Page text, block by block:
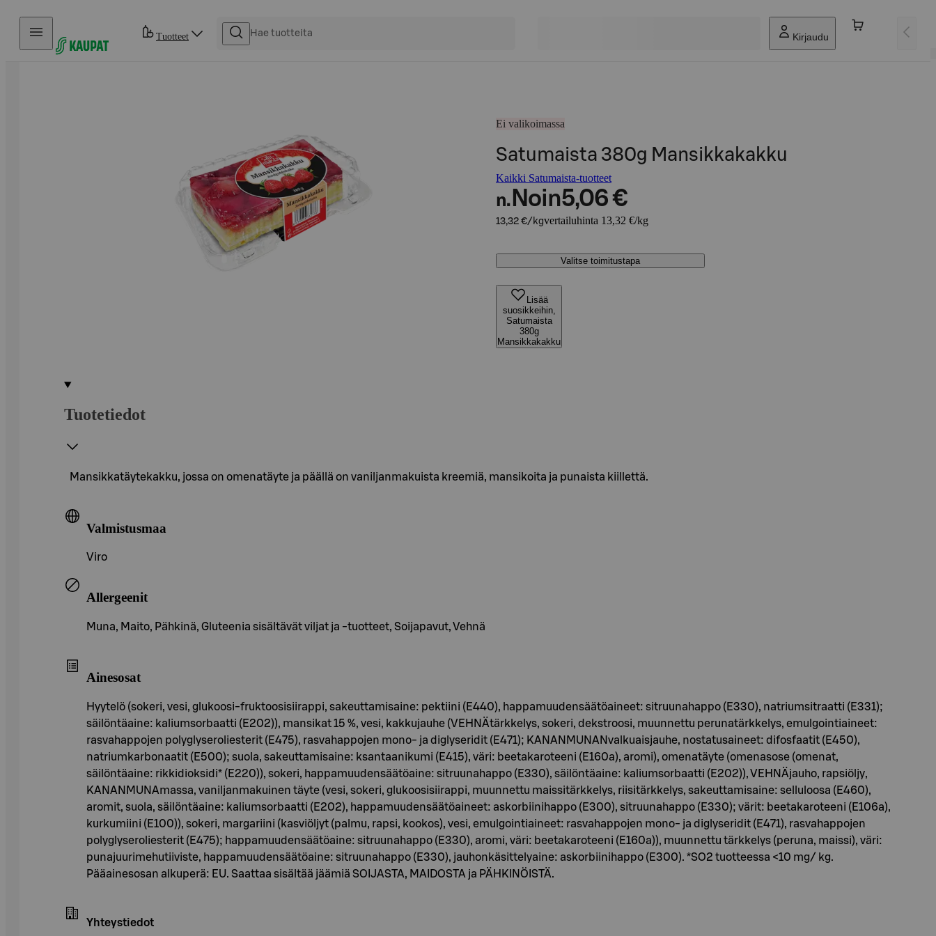
Hyppää sisältöön
Tuotteet Kirjaudu
Ei valikoimassa
Satumaista 380g Mansikkakakku
Kaikki Satumaista-tuotteet
n. Noin5,06 €
13,32 €/kgvertailuhinta 13,32 €/kg
Valitse toimitustapa
Lisää
suosikkeihin,
Satumaista
380g
Mansikkakakku
Tuotetiedot
Mansikkatäytekakku, jossa on omenatäyte ja päällä on vaniljanmakuista kreemiä, mansikoita ja punaista kiillettä.
Valmistusmaa
Viro
Allergeenit
Muna, Maito, Pähkinä, Gluteenia sisältävät viljat ja -tuotteet, Soijapavut, Vehnä
Ainesosat
Hyytelö (sokeri, vesi, glukoosi-fruktoosisiirappi, sakeuttamisaine: pektiini (E440), happamuudensäätöaineet: sitruunahappo (E330), natriumsitraatti (E331);
säilöntäaine: kaliumsorbaatti (E202)), mansikat 15 %, vesi, kakkujauhe (VEHNÄtärkkelys, sokeri, dekstroosi, muunnettu perunatärkkelys, emulgointiaineet:
rasvahappojen polyglyseroliesterit (E475), rasvahappojen mono- ja diglyseridit (E471); KANANMUNANvalkuaisjauhe, nostatusaineet: difosfaatit (E450),
natriumkarbonaatit (E500); suola, sakeuttamisaine: ksantaanikumi (E415), väri: beetakaroteeni (E160a), aromi), omenatäyte (omenasose (omenat,
säilöntäaine: rikkidioksidi* (E220)), sokeri, happamuudensäätöaine: sitruunahappo (E330), säilöntäaine: kaliumsorbaatti (E202)), VEHNÄjauho, rapsiöljy,
KANANMUNAmassa, vaniljanmakuinen täyte (vesi, sokeri, glukoosisiirappi, muunnettu maissitärkkelys, riisitärkkelys, sakeuttamisaine: selluloosa (E460),
aromit, suola, säilöntäaine: kaliumsorbaatti (E202), happamuudensäätöaineet: askorbiinihappo (E300), sitruunahappo (E330); värit: beetakaroteeni (E106a),
kurkumiini (E100)), sokeri, margariini (kasviöljyt (palmu, rapsi, kookos), vesi, emulgointiaineet: rasvahappojen mono- ja diglyseridit (E471), rasvahappojen
polyglyseroliesterit (E475); happamuudensäätöaine: sitruunahappo (E330), aromi, väri: beetakaroteeni (E160a)), muunnettu tärkkelys (peruna, maissi), väri:
punajuurimehutiiviste, happamuudensäätöaine: sitruunahappo (E330), jauhonkäsittelyaine: askorbiinihappo (E300). *SO2 tuotteessa <10 mg/ kg.
Pääainesosan alkuperä: EU. Saattaa sisältää jäämiä SOIJASTA, MAIDOSTA ja PÄHKINÖISTÄ.
Yhteystiedot